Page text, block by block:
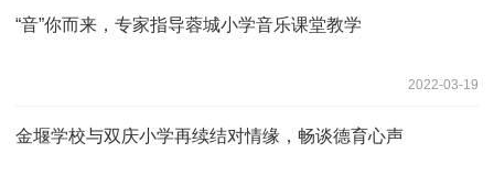
“音”你而来，专家指导蓉城小学音乐课堂教学
2022-03-19
金堰学校与双庆小学再续结对情缘，畅谈德育心声